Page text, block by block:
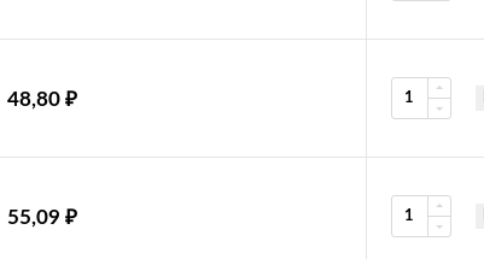
48,80 ₽
55,09 ₽